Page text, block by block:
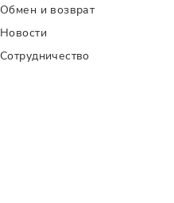
Обмен и возврат
Новости
Сотрудничество